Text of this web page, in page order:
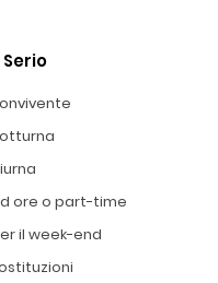
ore o part-time
il week-end